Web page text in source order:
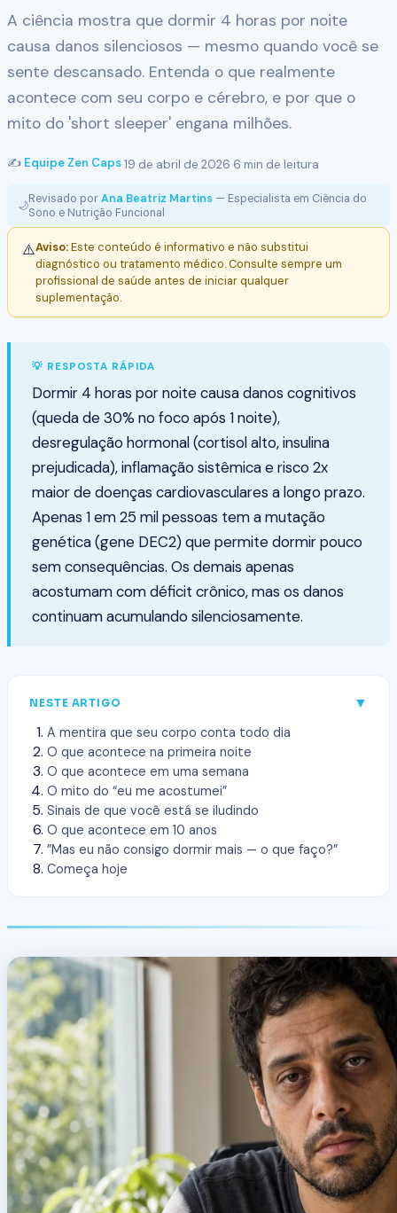
A ciência mostra que dormir 4 horas por noite
causa danos silenciosos — mesmo quando você se
sente descansado. Entenda o que realmente
acontece com seu corpo e cérebro, e por que o
mito do 'short sleeper' engana milhões.
✍️ Equipe Zen Caps·19 de abril de 2026·6 min de leitura
🌙Revisado porAna Beatriz Martins — Especialista em Ciência do
Sono e Nutrição Funcional
⚠️Aviso:Este conteúdo é informativo e não substitui
diagnóstico ou tratamento médico. Consulte sempre um
profissional de saúde antes de iniciar qualquer
suplementação.
💡 RESPOSTA RÁPIDA
Dormir 4 horas por noite causa danos cognitivos
(queda de 30% no foco após 1 noite),
desregulação hormonal (cortisol alto, insulina
prejudicada), inflamação sistêmica e risco 2x
maior de doenças cardiovasculares a longo prazo.
Apenas 1 em 25 mil pessoas tem a mutação
genética (gene DEC2) que permite dormir pouco
sem consequências. Os demais apenas
acostumam com déficit crônico, mas os danos
continuam acumulando silenciosamente.
NESTE ARTIGO ▼
A mentira que seu corpo conta todo dia
O que acontece na primeira noite
O que acontece em uma semana
O mito do “eu me acostumei”
Sinais de que você está se iludindo
O que acontece em 10 anos
”Mas eu não consigo dormir mais — o que faço?”
Começa hoje